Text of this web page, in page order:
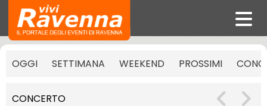
OGGI SETTIMANA WEEKEND PROSSIMI
CONCERTO